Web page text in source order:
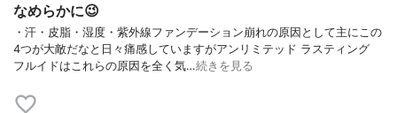
なめらかに😉
・汗・皮脂・湿度・紫外線ファンデーション崩れの原因として主にこの
4つが大敵だなと日々痛感していますがアンリミテッド ラスティング
フルイドはこれらの原因を全く気…続きを見る